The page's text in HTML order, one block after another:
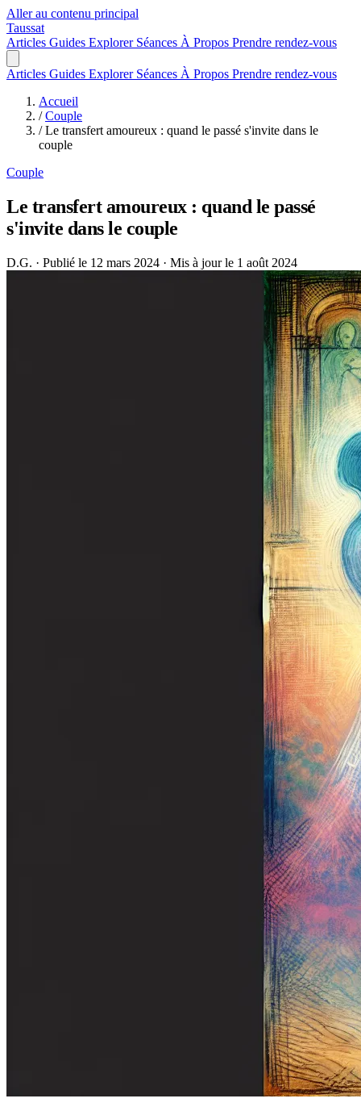
Aller au contenu principal
Taussat
Articles Guides Explorer Séances À Propos Prendre rendez-vous
Articles Guides Explorer Séances À Propos Prendre rendez-vous
Accueil
/ Couple
/ Le transfert amoureux : quand le passé s'invite dans le
couple
Couple
Le transfert amoureux : quand le passé
s'invite dans le couple
D.G. · Publié le 12 mars 2024 · Mis à jour le 1 août 2024